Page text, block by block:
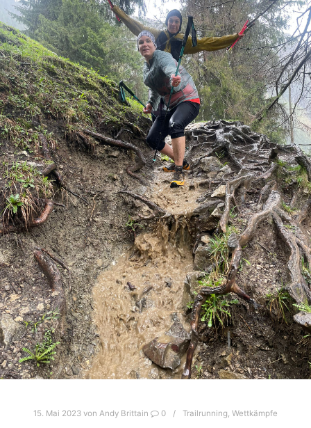
15. Mai 2023 von Andy Brittain 0 Trailrunning, Wettkämpfe